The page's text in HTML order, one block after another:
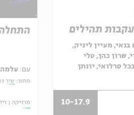
תהילים
מעיין ליניק,
שרון כהן, טלי
סרלואי, יונתן
10-17.9
עם: עלמה
מתוך: שיר
מוזיקה